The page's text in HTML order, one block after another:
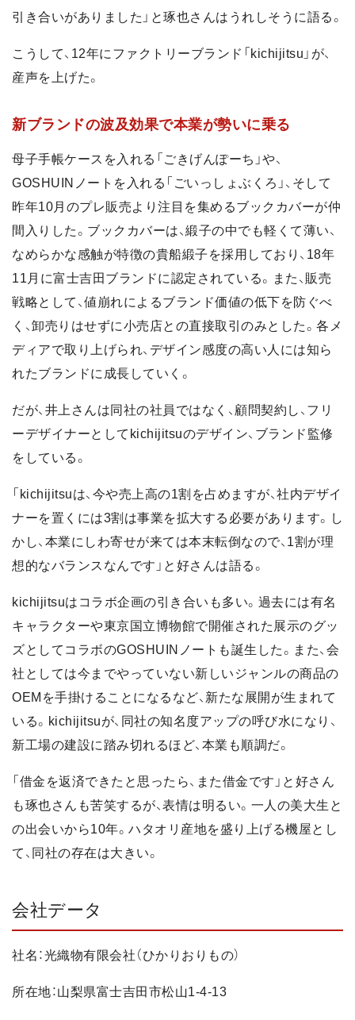
引き合いがありました」と琢也さんはうれしそうに語る。
こうして、12年にファクトリーブランド「kichijitsu」が、
産声を上げた。
新ブランドの波及効果で本業が勢いに乗る
母子手帳ケースを入れる「ごきげんぽーち」や、
GOSHUINノートを入れる「ごいっしょぶくろ」、そして
昨年10月のプレ販売より注目を集めるブックカバーが仲
間入りした。ブックカバーは、緞子の中でも軽くて薄い、
なめらかな感触が特徴の貴船緞子を採用しており、18年
11月に富士吉田ブランドに認定されている。また、販売
戦略として、値崩れによるブランド価値の低下を防ぐべ
く、卸売りはせずに小売店との直接取引のみとした。各メ
ディアで取り上げられ、デザイン感度の高い人には知ら
れたブランドに成長していく。
だが、井上さんは同社の社員ではなく、顧問契約し、フリ
ーデザイナーとしてkichijitsuのデザイン、ブランド監修
をしている。
「kichijitsuは、今や売上高の1割を占めますが、社内デザイ
ナーを置くには3割は事業を拡大する必要があります。し
かし、本業にしわ寄せが来ては本末転倒なので、1割が理
想的なバランスなんです」と好さんは語る。
kichijitsuはコラボ企画の引き合いも多い。過去には有名
キャラクターや東京国立博物館で開催された展示のグッ
ズとしてコラボのGOSHUINノートも誕生した。また、会
社としては今までやっていない新しいジャンルの商品の
OEMを手掛けることになるなど、新たな展開が生まれて
いる。kichijitsuが、同社の知名度アップの呼び水になり、
新工場の建設に踏み切れるほど、本業も順調だ。
「借金を返済できたと思ったら、また借金です」と好さん
も琢也さんも苦笑するが、表情は明るい。一人の美大生と
の出会いから10年。ハタオリ産地を盛り上げる機屋とし
て、同社の存在は大きい。
会社データ
社名：光織物有限会社（ひかりおりもの）
所在地：山梨県富士吉田市松山1-4-13